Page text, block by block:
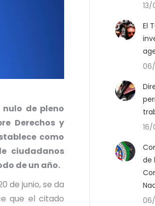
de pleno
Derechos y
como
ciudadanos
de un año.
de junio, se da
que el citado
El
de